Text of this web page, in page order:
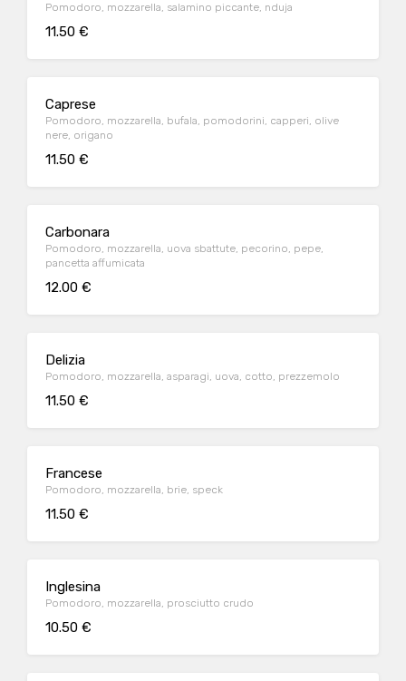
Pomodoro, mozzarella, salamino piccante, nduja
11.50 €
Caprese
Pomodoro, mozzarella, bufala, pomodorini, capperi, olive
nere, origano
11.50 €
Carbonara
Pomodoro, mozzarella, uova sbattute, pecorino, pepe,
pancetta affumicata
12.00 €
Delizia
Pomodoro, mozzarella, asparagi, uova, cotto, prezzemolo
11.50 €
Francese
Pomodoro, mozzarella, brie, speck
11.50 €
Inglesina
Pomodoro, mozzarella, prosciutto crudo
10.50 €